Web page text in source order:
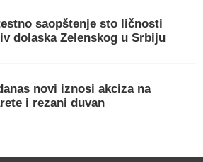
saopštenje sto ličnosti
dolaska Zelenskog u Srbiju
novi iznosi akciza na
i rezani duvan